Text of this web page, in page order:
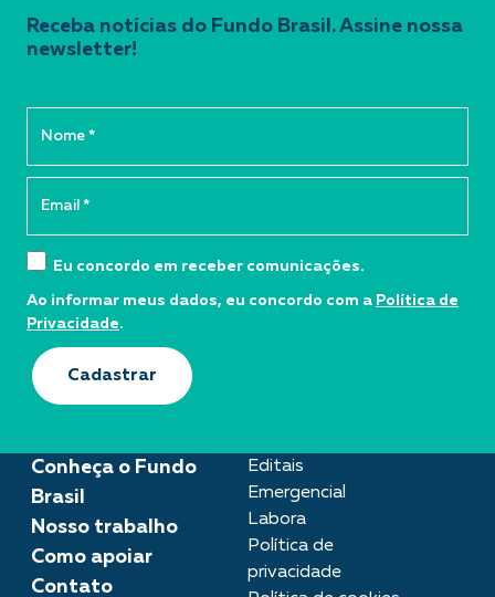
Conheça o Fundo
Brasil
Nosso trabalho
Como apoiar
Contato
Editais
Emergencial
Labora
Política de
privacidade
Receba notícias do Fundo Brasil. Assine nossa
newsletter!
Eu concordo em receber comunicações.
Ao informar meus dados, eu concordo com a Política de
Privacidade.
Cadastrar